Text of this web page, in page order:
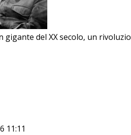
gigante del XX secolo, un
11:11